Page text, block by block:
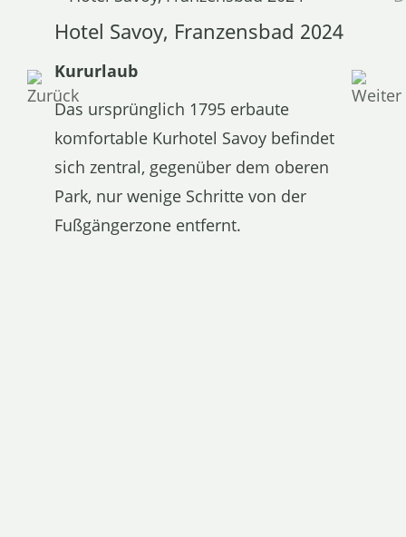
Hotel Savoy, Franzensbad 2024
Kururlaub
Das ursprünglich 1795 erbaute
komfortable Kurhotel Savoy befindet
sich zentral, gegenüber dem oberen
Park, nur wenige Schritte von der
Fußgängerzone entfernt.